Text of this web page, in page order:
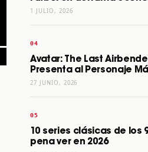
1 JULIO, 2026
Avatar: The Last
Presenta al Personaje
27 JUNIO, 2026
10 series clásicas de los
pena ver en 2026